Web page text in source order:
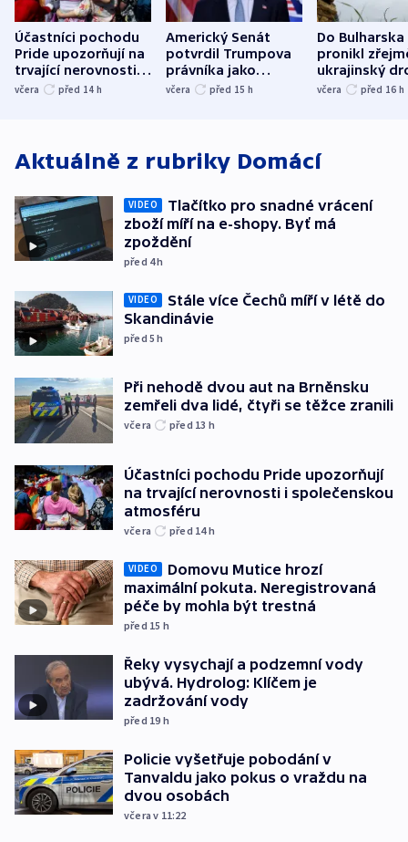
Účastníci pochodu
Pride upozorňují na
trvající nerovnosti i
společenskou
včera před 14 h
Americký Senát
potvrdil Trumpova
právníka jako
ministra
včera před 15 h
Do Bulharska
pronikl
ukrajinský
explodoval
včera před 16 h
Aktuálně z rubriky Domácí
VIDEO
Tlačítko pro snadné vrácení
zboží míří na e-shopy. Byť má
zpoždění
před 4h
VIDEO
Stále více Čechů míří v létě do
Skandinávie
před 5h
Při nehodě dvou aut na Brněnsku
zemřeli dva lidé, čtyři se těžce zranili
včera před 13 h
Účastníci pochodu Pride upozorňují
na trvající nerovnosti i společenskou
atmosféru
včera před 14h
VIDEO
Domovu Mutice hrozí
maximální pokuta. Neregistrovaná
péče by mohla být trestná
před 15 h
Řeky vysychají a podzemní vody
ubývá. Hydrolog: Klíčem je
zadržování vody
před 19 h
Policie vyšetřuje pobodání v
Tanvaldu jako pokus o vraždu na
dvou osobách
včera v 11:22